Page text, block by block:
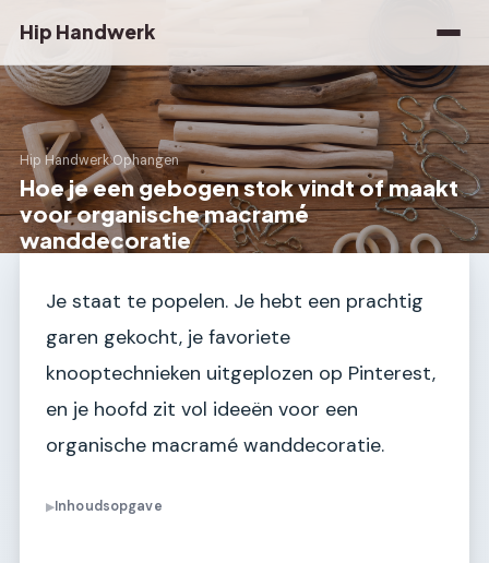
Hip Handwerk
Hip Handwerk›Ophangen
Hoe je een gebogen stok vindt of maakt
voor organische macramé
wanddecoratie
Je staat te popelen. Je hebt een prachtig
garen gekocht, je favoriete
knooptechnieken uitgeplozen op Pinterest,
en je hoofd zit vol ideeën voor een
organische macramé wanddecoratie.
▶Inhoudsopgave